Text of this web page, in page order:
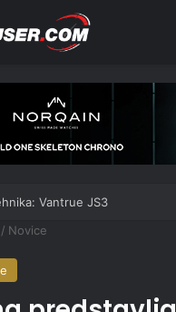
Vantrue JS3
/ Novice